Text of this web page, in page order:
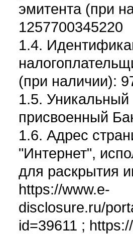
эмитента (при
1257700345220
1.4.
(при наличии):
1.5. Уникальный
присвоенный
1.6. Адрес
"Интернет",
для раскрытия
https://www.e-
disclosure.ru/
id=39611 ;